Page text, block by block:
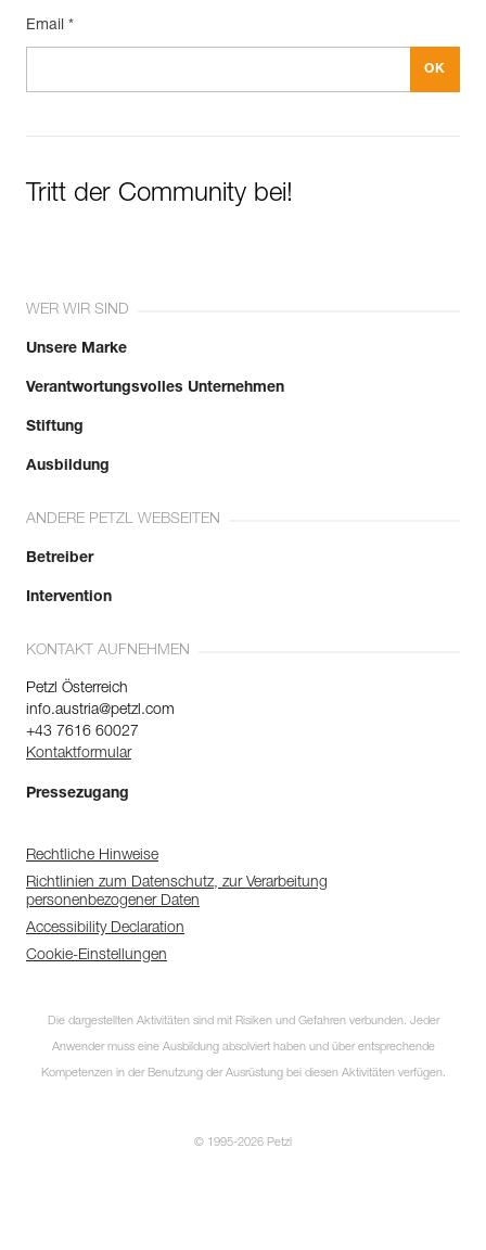
Email *
Tritt der Community bei!
WER WIR SIND
Unsere Marke
Verantwortungsvolles Unternehmen
Stiftung
Ausbildung
ANDERE PETZL WEBSEITEN
Betreiber
Intervention
KONTAKT AUFNEHMEN
Petzl Österreich
info.austria@petzl.com
+43 7616 60027
Kontaktformular
Pressezugang
Rechtliche Hinweise
Richtlinien zum Datenschutz, zur Verarbeitung
personenbezogener Daten
Accessibility Declaration
Cookie-Einstellungen
Die dargestellten Aktivitäten sind mit Risiken und Gefahren verbunden. Jeder
Anwender muss eine Ausbildung absolviert haben und über entsprechende
Kompetenzen in der Benutzung der Ausrüstung bei diesen Aktivitäten verfügen.
© 1995-2026 Petzl